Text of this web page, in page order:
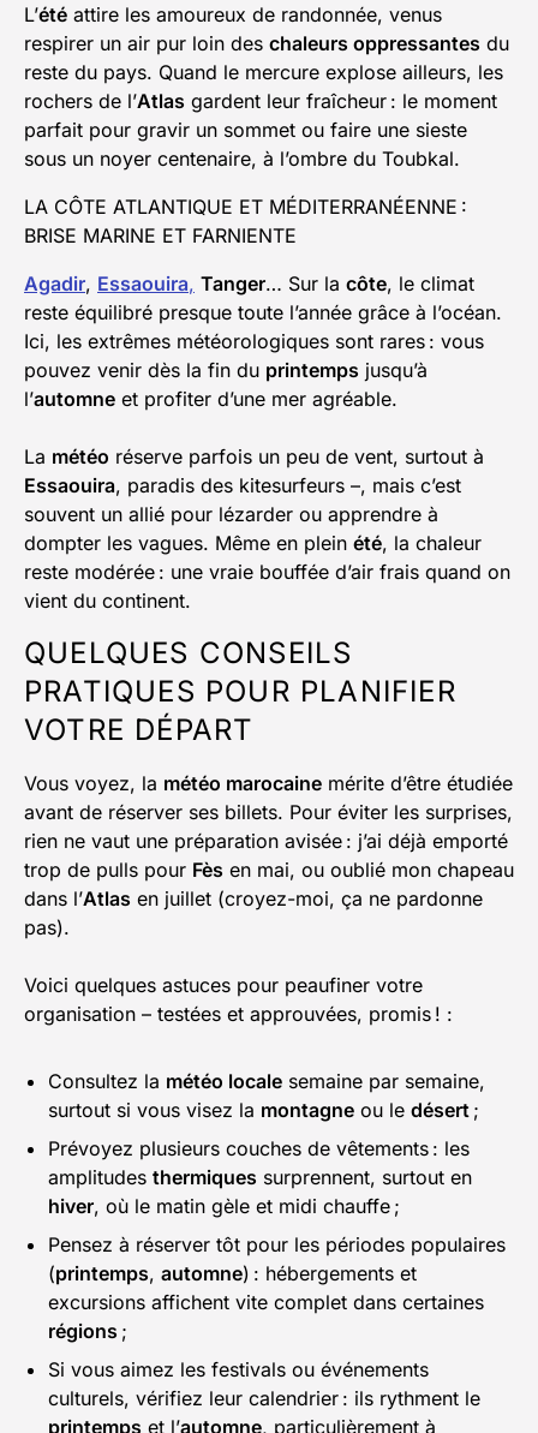
L’été attire les amoureux de randonnée, venus
respirer un air pur loin des chaleurs oppressantes du
reste du pays. Quand le mercure explose ailleurs, les
rochers de l’Atlas gardent leur fraîcheur : le moment
parfait pour gravir un sommet ou faire une sieste
sous un noyer centenaire, à l’ombre du Toubkal.
LA CÔTE ATLANTIQUE ET MÉDITERRANÉENNE :
BRISE MARINE ET FARNIENTE
Agadir, Essaouira, Tanger… Sur la côte, le climat
reste équilibré presque toute l’année grâce à l’océan.
Ici, les extrêmes météorologiques sont rares : vous
pouvez venir dès la fin du printemps jusqu’à
l’automne et profiter d’une mer agréable.
La météo réserve parfois un peu de vent, surtout à
Essaouira, paradis des kitesurfeurs –, mais c’est
souvent un allié pour lézarder ou apprendre à
dompter les vagues. Même en plein été, la chaleur
reste modérée : une vraie bouffée d’air frais quand on
vient du continent.
QUELQUES CONSEILS
PRATIQUES POUR PLANIFIER
VOTRE DÉPART
Vous voyez, la météo marocaine mérite d’être étudiée
avant de réserver ses billets. Pour éviter les surprises,
rien ne vaut une préparation avisée : j’ai déjà emporté
trop de pulls pour Fès en mai, ou oublié mon chapeau
dans l’Atlas en juillet (croyez-moi, ça ne pardonne
pas).
Voici quelques astuces pour peaufiner votre
organisation – testées et approuvées, promis ! :
Consultez la météo locale semaine par semaine,
surtout si vous visez la montagne ou le désert ;
Prévoyez plusieurs couches de vêtements : les
amplitudes thermiques surprennent, surtout en
hiver, où le matin gèle et midi chauffe ;
Pensez à réserver tôt pour les périodes populaires
(printemps, automne) : hébergements et
excursions affichent vite complet dans certaines
régions ;
Si vous aimez les festivals ou événements
culturels, vérifiez leur calendrier : ils rythment le
printemps et l’automne, particulièrement à